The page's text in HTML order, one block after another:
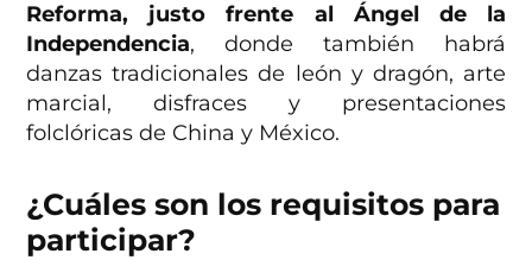
Reforma, justo frente al Ángel de la
Independencia, donde también habrá
danzas tradicionales de león y dragón, arte
marcial, disfraces y presentaciones
folclóricas de China y México.
¿Cuáles son los requisitos para
participar?